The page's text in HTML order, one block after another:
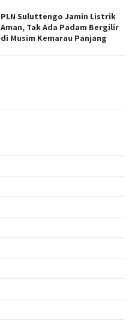
PLN Suluttengo Jamin Listrik
Aman, Tak Ada Padam Bergilir
di Musim Kemarau Panjang